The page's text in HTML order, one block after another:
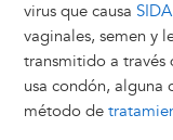
virus que causa SIDA
vaginales, semen y
transmitido a través
usa condón,
método de